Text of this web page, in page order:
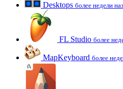
Desktops более недели
FL Studio более
MapKeyboard более